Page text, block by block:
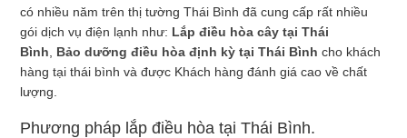
có nhiều năm trên thị tường Thái Bình đã cung cấp rất nhiều
gói dịch vụ điện lạnh như: Lắp điều hòa cây tại Thái
Bình
Bảo dưỡng điều hòa định kỳ tại Thái Bình cho khách
hàng tại thái bình và được Khách hàng đánh giá cao về chất
lượng.
Phương pháp lắp điều hòa tại Thái Bình.